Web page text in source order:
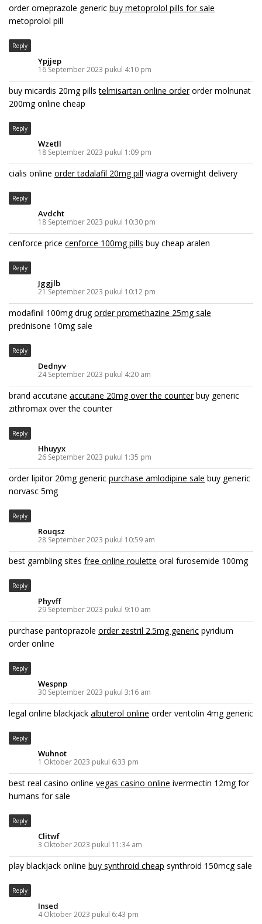
order omeprazole generic buy metoprolol pills for sale
metoprolol pill
Reply
Ypjjep
16 September 2023 pukul 4:10 pm
buy micardis 20mg pillstelmisartan online orderorder molnunat
200mg online cheap
Reply
Wzetll
18 September 2023 pukul 1:09 pm
cialis online order tadalafil 20mg pill viagra overnight delivery
Reply
Avdcht
18 September 2023 pukul 10:30 pm
cenforce price cenforce 100mg pills buy cheap aralen
Reply
Jggjlb
21 September 2023 pukul 10:12 pm
modafinil 100mg drugorder promethazine 25mg sale
prednisone 10mg sale
Reply
Dednyv
24 September 2023 pukul 4:20 am
brand accutane accutane 20mg over the counterbuy generic
zithromax over the counter
Reply
Hhuyyx
26 September 2023 pukul 1:35 pm
order lipitor 20mg generic purchase amlodipine sale buy generic
norvasc 5mg
Reply
Rouqsz
28 September 2023 pukul 10:59 am
best gambling sites free online roulette oral furosemide 100mg
Reply
Phyvff
29 September 2023 pukul 9:10 am
purchase pantoprazole order zestril 2.5mg generic pyridium
order online
Reply
Wespnp
30 September 2023 pukul 3:16 am
legal online blackjack albuterol online order ventolin 4mg generic
Reply
Wuhnot
1 Oktober 2023 pukul 6:33 pm
best real casino online vegas casino online ivermectin 12mg for
humans for sale
Reply
Clitwf
3 Oktober 2023 pukul 11:34 am
play blackjack online buy synthroid cheap synthroid 150mcg sale
Reply
Insed
4 Oktober 2023 pukul 6:43 pm